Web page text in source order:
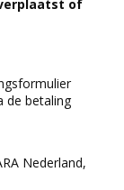
of
de betaling
Nederland,